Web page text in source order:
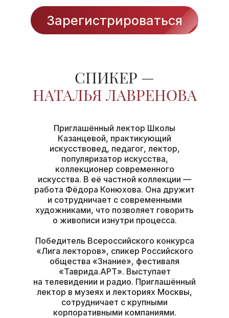
Зарегистрироваться
Приглашённый лектор Школы
Казанцевой, практикующий
искусствовед, педагог, лектор,
популяризатор искусства,
коллекционер современного
искусства. В её частной коллекции —
работа Фёдора Конюхова. Она дружит
и сотрудничает с современными
художниками, что позволяет говорить
о живописи изнутри процесса.
Победитель Всероссийского конкурса
«Лига лекторов», спикер Российского
общества «Знание», фестиваля
«Таврида.АРТ». Выступает
на телевидении и радио. Приглашённый
лектор в музеях и лекториях Москвы,
сотрудничает с крупными
корпоративными компаниями.
СПИКЕР —
НАТАЛЬЯ ЛАВРЕНОВА
ЛАВРЕНОВА